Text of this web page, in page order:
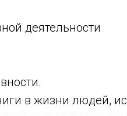
деятельности
в жизни людей,